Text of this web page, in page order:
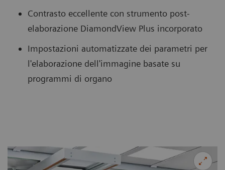
Contrasto eccellente con strumento post-
elaborazione DiamondView Plus incorporato
Impostazioni automatizzate dei parametri per
l'elaborazione dell'immagine basate su
programmi di organo